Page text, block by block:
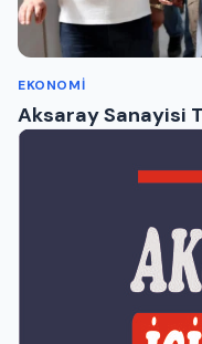
EKONOMI
Aksaray Sanayisi